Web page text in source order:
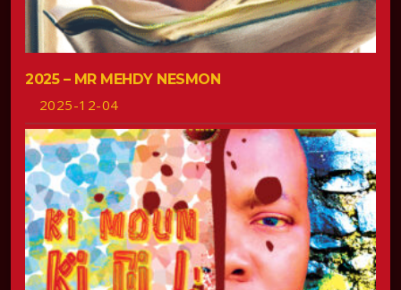
2025 – MR MEHDY NESMON
2025-12-04